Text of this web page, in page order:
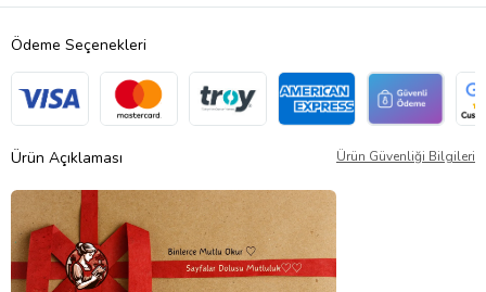
Ödeme Seçenekleri
Ürün Açıklaması Ürün Güvenliği Bilgileri